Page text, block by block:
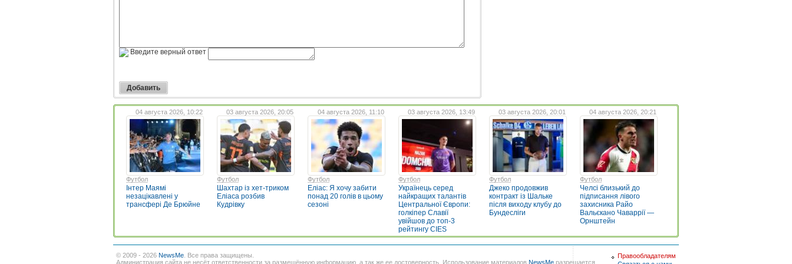
Введите верный ответ
04 августа 2026, 10:22
Футбол
Інтер Маямі
незацікавлені у
трансфері Де Брюйне
03 августа 2026, 20:05
Футбол
Шахтар із хет-триком
Еліаса розбив
Кудрівку
04 августа 2026, 11:10
Футбол
Еліас: Я хочу забити
понад 20 голів в цьому
сезоні
03 августа 2026, 13:49
Футбол
Українець серед
найкращих талантів
Центральної Європи:
голкіпер Славії
увійшов до топ-3
рейтингу CIES
03 августа 2026, 20:01
Футбол
Джеко продовжив
контракт із Шальке
після виходу клубу до
Бундесліги
04 августа 2026, 20:21
Футбол
Челсі близький до
підписання лівого
захисника Райо
Вальєкано Чаваррії —
Орнштейн
© 2009 - 2026 NewsMe . Все права защищены.
Администрация сайта не несёт ответственности за размещённую информацию, а так же ее достоверность. Использование материалов NewsMe разрешается
Правообладателям